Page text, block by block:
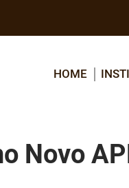
HOME
Novo